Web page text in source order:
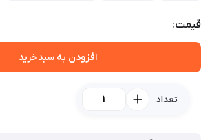
قیمت:
افزودن به سبدخرید
تعداد